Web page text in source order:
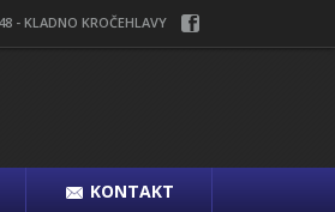
- KLADNO KROČEHLAVY
KONTAKT